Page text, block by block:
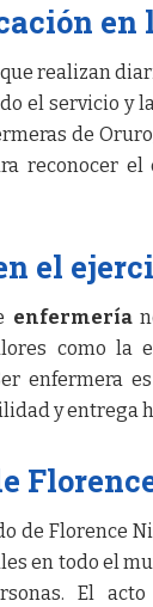
en
realizan
el servicio y
de
reconocer
el
enfermería
como la
enfermera
y entrega
de Florence
en todo el
El